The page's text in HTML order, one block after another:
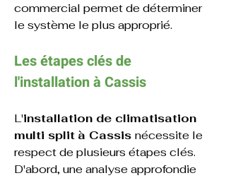
commercial permet de déterminer
le système le plus approprié.
Les étapes clés de
l'installation à Cassis
L'installation de climatisation
multi split à Cassis nécessite le
respect de plusieurs étapes clés.
D'abord, une analyse approfondie